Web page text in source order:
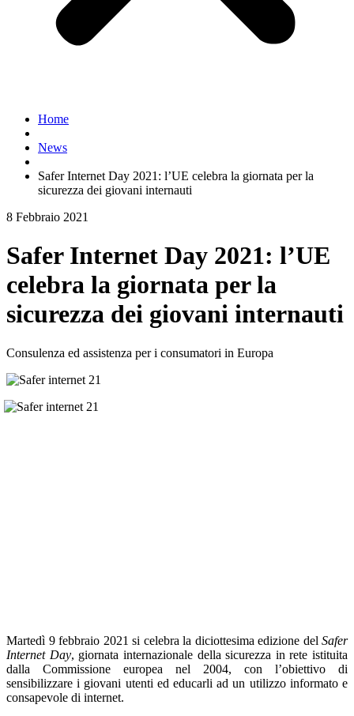
Home
News
Safer Internet Day 2021: l’UE celebra la giornata per la
sicurezza dei giovani internauti
8 Febbraio 2021
Safer Internet Day 2021: l’UE
celebra la giornata per la
sicurezza dei giovani internauti
Consulenza ed assistenza per i consumatori in Europa
Martedì 9 febbraio 2021 si celebra la diciottesima edizione del Safer
Internet Day, giornata internazionale della sicurezza in rete istituita
dalla Commissione europea nel 2004, con l’obiettivo di
sensibilizzare i giovani utenti ed educarli ad un utilizzo informato e
consapevole di internet.